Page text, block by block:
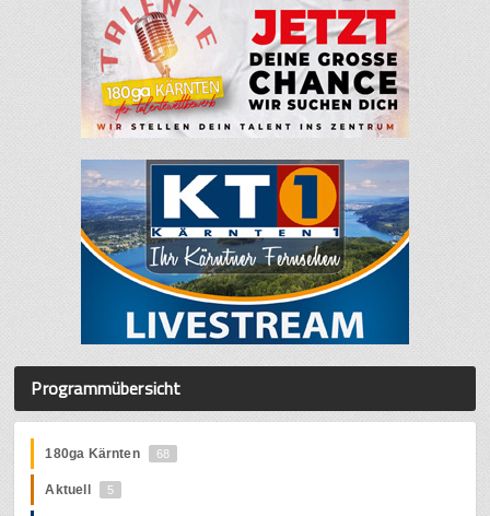
Programmübersicht
180ga Kärnten 68
Aktuell 5